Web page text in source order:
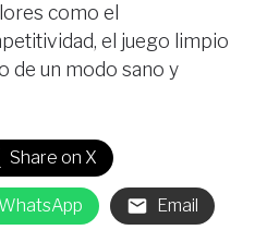
como el
el juego limpio
de un modo sano y
Share on X
WhatsApp Email